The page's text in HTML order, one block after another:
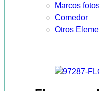
Marcos fotos
Comedor
Otros